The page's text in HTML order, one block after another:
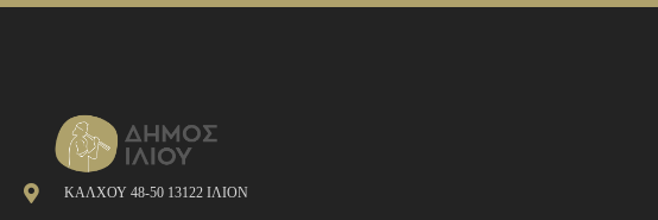
ΚΑΛΧΟΥ 48-50 13122 ΙΛΙΟΝ